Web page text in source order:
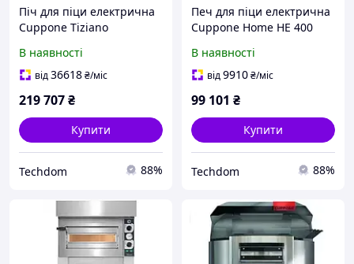
Піч для піци електрична
Cuppone Tiziano
TZ435/2M
В наявності
від36618₴/міс
219 707₴
Купити
Techdom 88%
Печ для піци електрична
Cuppone Home HE 400
синя
В наявності
від9910₴/міс
99 101 ₴
Купити
Techdom 88%